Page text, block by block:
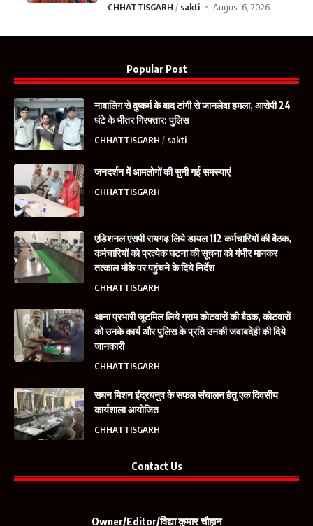
CHHATTISGARH sakti August 6, 2026
Popular Post
नाबालिग से दुष्कर्म के बाद टांगी से जानलेवा हमला, आरोपी 24
घंटे के भीतर गिरफ्तार: पुलिस
CHHATTISGARH sakti
जनदर्शन में आमलोगों की सुनी गई समस्याएं
CHHATTISGARH
एडिशनल एसपी रायगढ़ लिये डायल 112 कर्मचारियों की बैठक,
कर्मचारियों को प्रत्येक घटना की सूचना को गंभीर मानकर
तत्काल मौके पर पहुंचने के दिये निर्देश
CHHATTISGARH
थाना प्रभारी जूटमिल लिये ग्राम कोटवारों की बैठक, कोटवारों
को उनके कार्य और पुलिस के प्रति उनकी जवाबदेही की दिये
जानकारी
CHHATTISGARH
सघन मिशन इंद्रधनुष के सफल संचालन हेतु एक दिवसीय
कार्यशाला आयोजित
CHHATTISGARH
Contact Us
Owner/Editor/विद्या कुमार चौहान